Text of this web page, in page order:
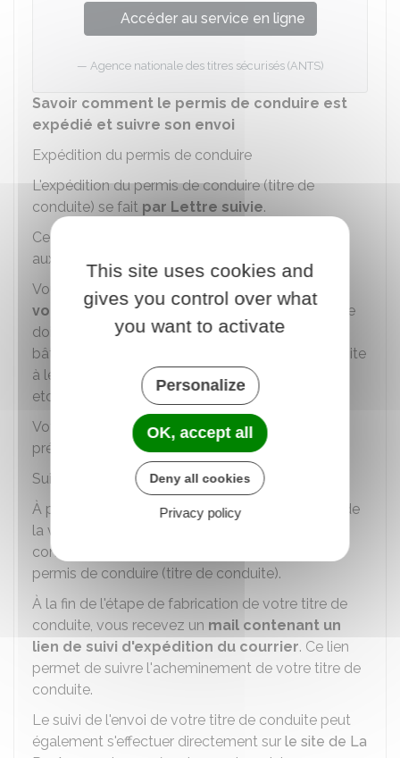
Accéder au service en ligne
Agence nationale des titres sécurisés (ANTS)
Savoir comment le permis de conduire est
expédié et suivre son envoi
Expédition du permis de conduire
L'expédition du permis de conduire (titre de
conduite) se fait par Lettre suivie.
Ce type d'envoi
aux lettres, est différent d'un courrier classique.
Vous devez
faire attention à l'adresse que
vous fournissezdans la procédure en ligne. Elle
doit être la plus complète possible (numéro de
bâtiment, numéro d'appartement, numéro de boite
à lettres, étage, couloir, escalier, " résidant chez ",
etc.).
Votre boite aux lettres doit présenter le nom et
prénom de la personne qui reçoit le courrier.
Suivi de l'envoi du permis de conduire
À partir de la réception du SMS vous informant de
la validation de votre demande en ligne, il faut
compter
permis de conduire (titre de conduite).
À la fin de l'étape de fabrication de votre titre de
conduite, vous recevez un mail contenant un
lien de suivi d'expédition du courrier. Ce lien
permet de suivre l'acheminement de votre titre de
conduite.
Le suivi de l'envoi de votre titre de conduite peut
également s'effectuer directement sur le site de La
This site uses cookies and
gives you control over what
you want to activate
Personalize
OK, accept all
Deny all cookies
Privacy policy